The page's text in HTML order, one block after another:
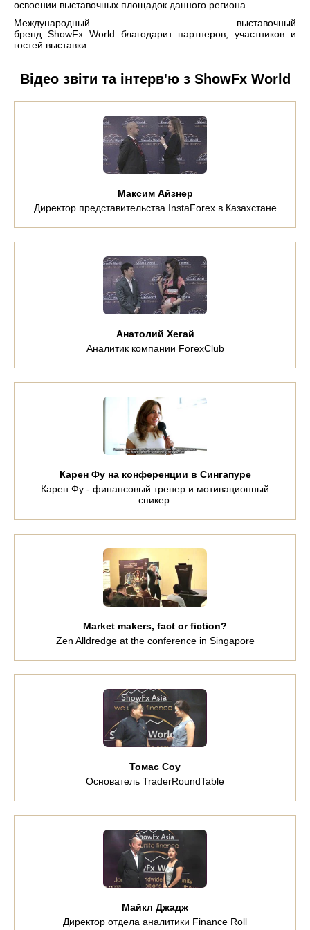
освоении выставочных площадок данного региона.
Международный выставочный
бренд ShowFx World благодарит партнеров, участников и
гостей выставки.
Відео звіти та інтерв'ю з ShowFx World
Максим Айзнер
Директор представительства InstaForex в Казахстане
Анатолий Хегай
Аналитик компании ForexClub
Карен Фу на конференции в Сингапуре
Карен Фу - финансовый тренер и мотивационный
спикер.
Market makers, fact or fiction?
Zen Alldredge at the conference in Singapore
Томас Соу
Основатель TraderRoundTable
Майкл Джадж
Директор отдела аналитики Finance Roll